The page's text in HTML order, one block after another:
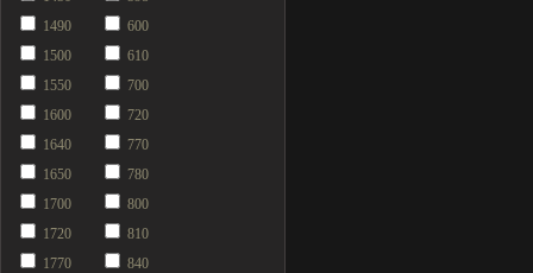
1490
1500
1550
1600
1640
1650
1700
1720
1770
600
610
700
720
770
780
800
810
840